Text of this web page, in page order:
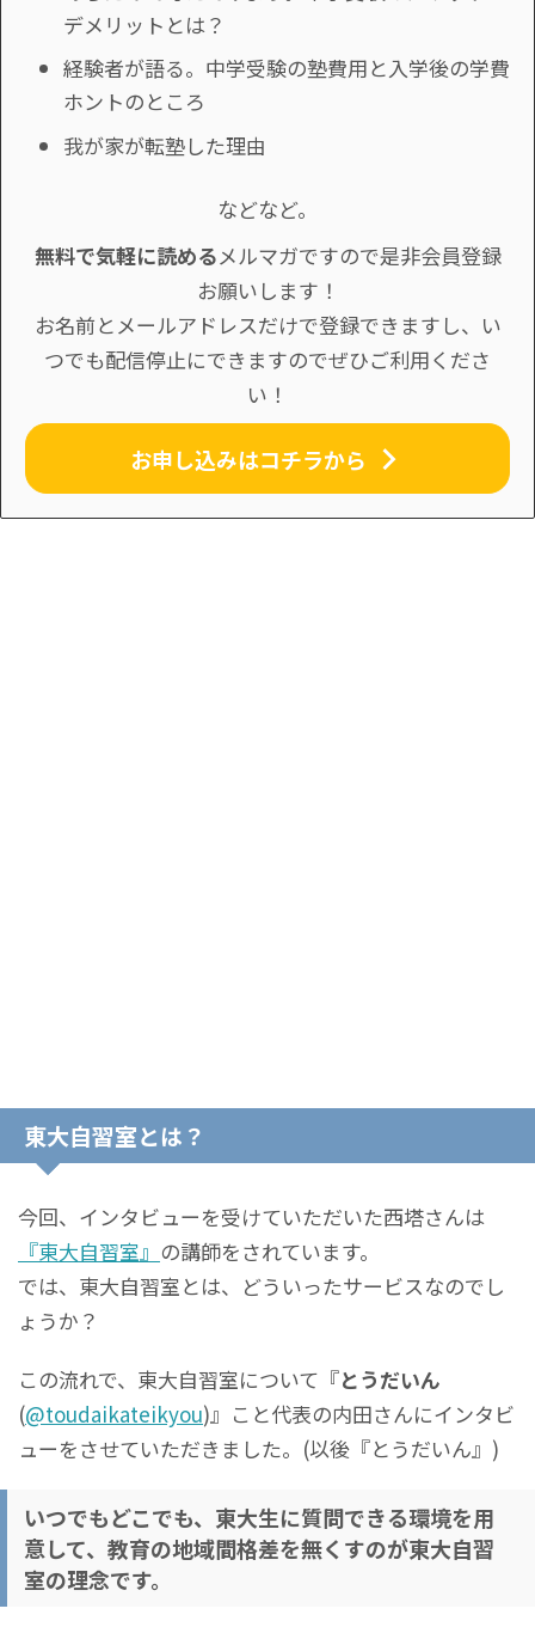
デメリットとは？
経験者が語る。中学受験の塾費用と入学後の学費
ホントのところ
我が家が転塾した理由
などなど。
無料で気軽に読めるメルマガですので是非会員登録
お願いします！
お名前とメールアドレスだけで登録できますし、い
つでも配信停止にできますのでぜひご利用くださ
い！
お申し込みはコチラから
東大自習室とは？
今回、インタビューを受けていただいた西塔さんは
『東大自習室』 の講師をされています。
では、東大自習室とは、どういったサービスなのでし
ょうか？
この流れで、東大自習室について『とうだいん
(@toudaikateikyou)』こと代表の内田さんにインタビ
ューをさせていただきました。(以後『とうだいん』)
いつでもどこでも、東大生に質問できる環境を用
意して、教育の地域間格差を無くすのが東大自習
室の理念です。